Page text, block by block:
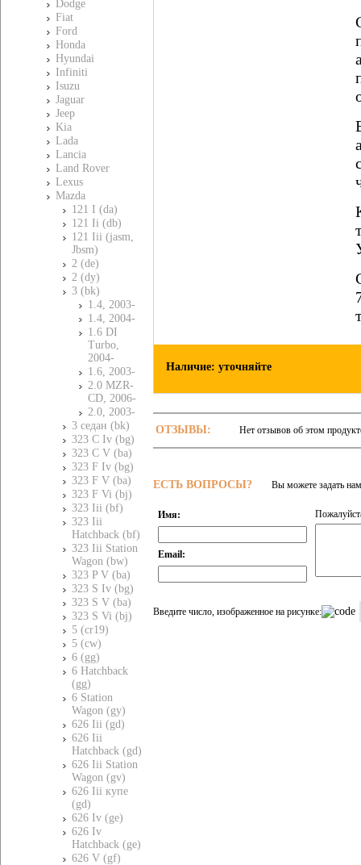
Dodge
Fiat
Ford
Honda
Hyundai
Infiniti
Isuzu
Jaguar
Jeep
Kia
Lada
Lancia
Land Rover
Lexus
Mazda
121 I (da)
121 Ii (db)
121 Iii (jasm,
Jbsm)
2 (de)
2 (dy)
3 (bk)
1.4, 2003-
1.4, 2004-
1.6 DI
Turbo,
2004-
1.6, 2003-
2.0 MZR-
CD, 2006-
2.0, 2003-
3 седан (bk)
323 C Iv (bg)
323 C V (ba)
323 F Iv (bg)
323 F V (ba)
323 F Vi (bj)
323 Iii (bf)
323 Iii
Hatchback (bf)
323 Iii Station
Wagon (bw)
323 P V (ba)
323 S Iv (bg)
323 S V (ba)
323 S Vi (bj)
5 (cr19)
5 (cw)
6 (gg)
6 Hatchback
(gg)
6 Station
Wagon (gy)
626 Iii (gd)
626 Iii
Hatchback (gd)
626 Iii Station
Wagon (gv)
626 Iii купе
(gd)
626 Iv (ge)
626 Iv
Hatchback (ge)
626 V (gf)
Наличие: уточняйте
ОТЗЫВЫ: Нет отзывов об этом
ЕСТЬ ВОПРОСЫ? Вы можете задать
Имя:
Email:
Введите число, изображенное на рисунке: